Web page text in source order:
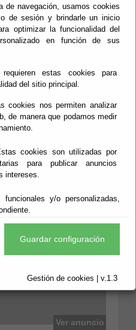
de navegación, usamos cookies
de sesión y brindarle un inicio
optimizar la funcionalidad del
en función de sus
estas cookies para
del sitio principal.
cookies nos permiten analizar
de manera que podamos medir
cookies son utilizadas por
para publicar anuncios
intereses.
y/o personalizadas,
Guardar configuración
Gestión de cookies | v.1.3
2026
DE
CON CARGO AL
Ver anuncio